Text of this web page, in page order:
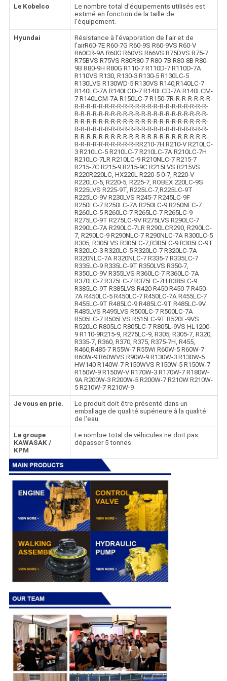
Le Kobelco
Le nombre total d'équipements utilisés est
estimé en fonction de la taille de
l'équipement.
Hyundai
Résistance à l'évaporation de l'air et de
l'airR60-7E R60-7G R60-9S R60-9VS R60-V
R60CR-9A R60G R60VS R66VS R75DVS R75-7
R75BVS R75VS R80R80-7 R80-7B R80-8B R80-
9B R80-9H R80G R110-7 R110D-7 R110D-7A
R110VS R130, R130-3 R130-5 R130LC-5
R130LVS R130WD-5 R130VS R140,R140LC-7
R140LC-7A R140LCD-7 R140LCD-7A R140LCM-
7 R140LCM-7A R150LC-7 R150-7R-R-R-R-R-R-R-
R-R-R-R-R-R-R-R-R-R-R-R-R-R-R-R-R-R-R-R-R-R-
R-R-R-R-R-R-R-R-R-R-R-R-R-R-R-R-R-R-R-R-R-R-
R-R-R-R-R-R-R-R-R-R-R-R-R-R-R-R-R-R-R-R-R-R-
R-R-R-R-R-R-R-R-R-R-R-R-R-R-R-R-R-R-R-R-R-R-
R-R-R-R-R-R-R-R-R-R-R-R-R-R-R-R-R-R-R-R-R-R-
R-R-R-R-R-R-R-R-R-R-RR210-7H R210-V R210LC-
3 R210LC-5 R210LC-7 R210LC-7A R210LC-7H
R210LC-7LR R210LC-9 R210NLC-7 R215-7
R215-7C R215-9 R215-9C R215LVS R215VS
R220R220LC, HX220L R220-5 0-7, R220-V
R220LC-5, R220-5, R225-7, ROBEX 220LC-9S
R225LVS R225-9T, R225LC-7,R225LC-9T
R225LC-9V R230LVS R245-7 R245LC-9F
R250LC-7 R250LC-7A R250LC-9 R250NLC-7
R260LC-5 R260LC-7 R265LC-7 R265LC-9
R275LC-9T R275LC-9V R275LVS R290LC-7
R290LC-7A R290LC-7LR R290LCR290, R290LC-
7, R290LC-9 R290NLC-7 R290NLC-7A R300LC-5
R305, R305LVS R305LC-7,R305LC-9 R305LC-9T
R320LC-3 R320LC-5 R320LC-7 R320LC-7A
R320NLC-7A R320NLC-7 R335-7 R335LC-7
R335LC-9 R335LC-9T R350LVS R350-7,
R350LC-9V R355LVS R360LC-7 R360LC-7A
R370LC-7 R375LC-7 R375LC-7H R385LC-9
R385LC-9T R385LVS R420 R450 R450-7 R450-
7A R450LC-5 R450LC-7 R450LC-7A R455LC-7
R455LC-9T R485LC-9 R485LC-9T R485LC-9V
R485LVS R495LVS R500LC-7 R500LC-7A
R505LC-7 R505LVS R515LC-9T R520L-9VS
R520LC R805LC R805LC-7 R805L-9VS HL1200-
9 R110-9R215-9, R275LC-9, R305, R305-7, R320,
R335-7, R360, R370, R375, R375-7H, R455,
R460,R485-7 R55W-7 R55Wi R60W-5 R60W-7
R60W-9 R60WVS R90W-9 R130W-3 R130W-5
HW140 R140W-7 R150WVS R150W-5 R150W-7
R150W-9 R150W-V R170W-3 R170W-7 R180W-
9A R200W-3 R200W-5 R200W-7 R210W R210W-
5 R210W-7 R210W-9
Je vous en prie.
Le produit doit être présenté dans un
emballage de qualité supérieure à la qualité
de l'eau.
Le groupe
KAWASAK /
KPM
Le nombre total de véhicules ne doit pas
dépasser 5 tonnes.